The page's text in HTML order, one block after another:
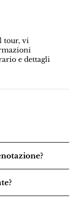
tour, vi
e dettagli